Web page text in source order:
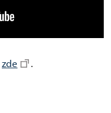
zde .